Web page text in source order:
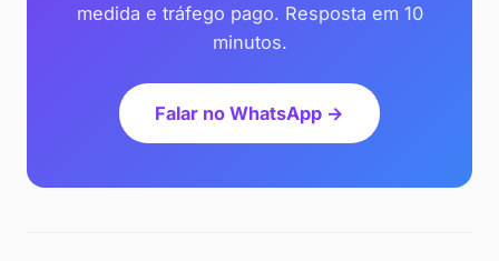
medida e tráfego pago. Resposta em 10
minutos.
Falar no WhatsApp →